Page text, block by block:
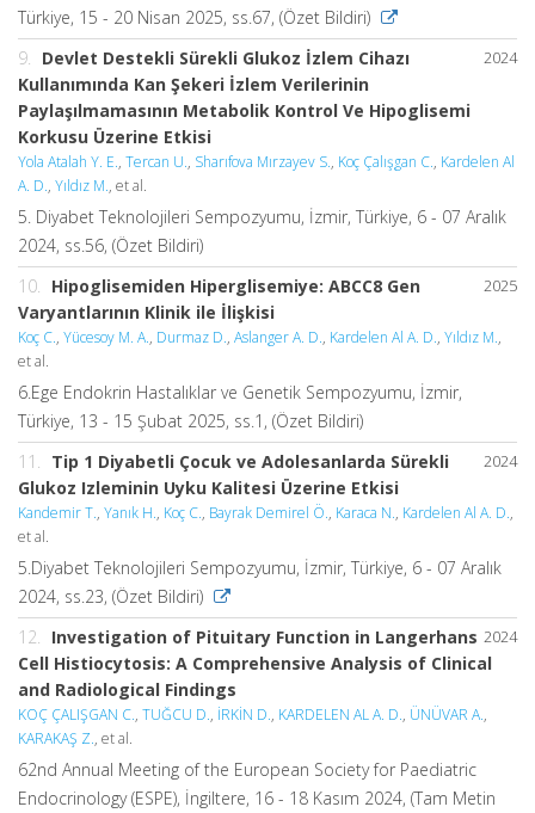
Türkiye, 15 - 20 Nisan 2025, ss.67, (Özet Bildiri)
2024
9.
Devlet Destekli Sürekli Glukoz İzlem Cihazı
Kullanımında Kan Şekeri İzlem Verilerinin
Paylaşılmamasının Metabolik Kontrol Ve Hipoglisemi
Korkusu Üzerine Etkisi
Yola Atalah Y. E., Tercan U., Sharıfova Mırzayev S., Koç Çalışgan C., Kardelen Al
A. D., Yıldız M., et al.
5. Diyabet Teknolojileri Sempozyumu, İzmir, Türkiye, 6 - 07 Aralık
2024, ss.56, (Özet Bildiri)
2025
10.
Hipoglisemiden Hiperglisemiye: ABCC8 Gen
Varyantlarının Klinik ile İlişkisi
Koç C., Yücesoy M. A., Durmaz D., Aslanger A. D., Kardelen Al A. D., Yıldız M.,
et al.
6.Ege Endokrin Hastalıklar ve Genetik Sempozyumu, İzmir,
Türkiye, 13 - 15 Şubat 2025, ss.1, (Özet Bildiri)
2024
11.
Tip 1 Diyabetli Çocuk ve Adolesanlarda Sürekli
Glukoz Izleminin Uyku Kalitesi Üzerine Etkisi
Kandemir T., Yanık H., Koç C., Bayrak Demirel Ö., Karaca N., Kardelen Al A. D.,
et al.
5.Diyabet Teknolojileri Sempozyumu, İzmir, Türkiye, 6 - 07 Aralık
2024, ss.23, (Özet Bildiri)
2024
12.
Investigation of Pituitary Function in Langerhans
Cell Histiocytosis: A Comprehensive Analysis of Clinical
and Radiological Findings
KOÇ ÇALIŞGAN C., TUĞCU D., İRKİN D., KARDELEN AL A. D., ÜNÜVAR A.,
KARAKAŞ Z., et al.
62nd Annual Meeting of the European Society for Paediatric
Endocrinology (ESPE), İngiltere, 16 - 18 Kasım 2024, (Tam Metin